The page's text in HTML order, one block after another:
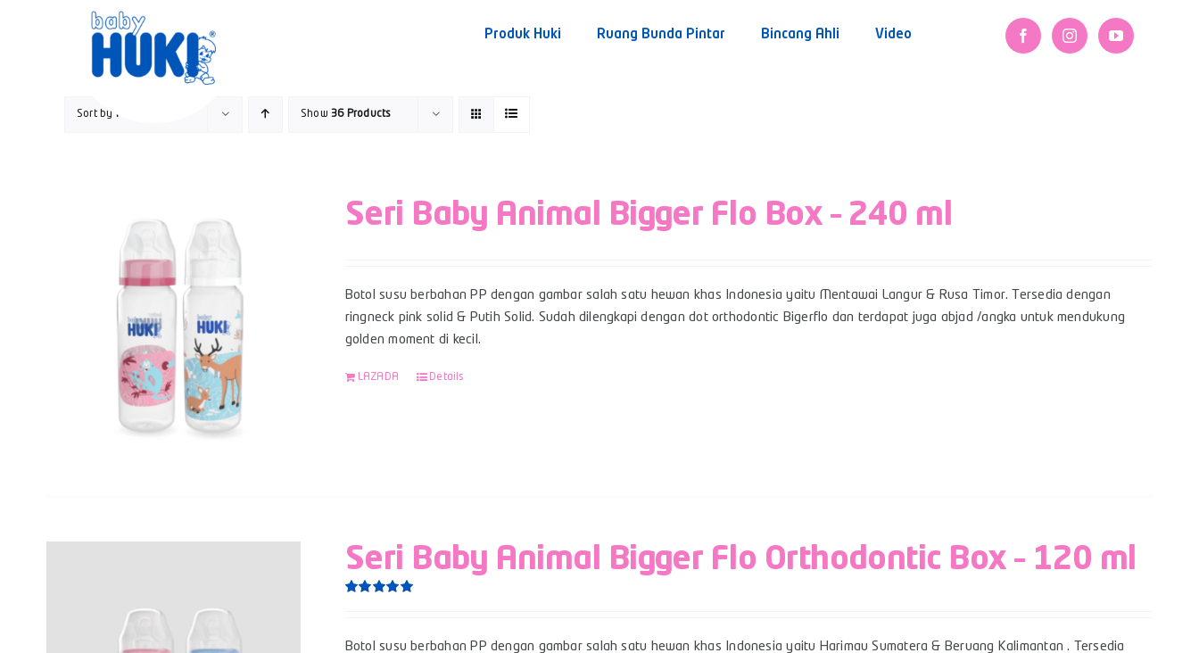
Produk Huki Ruang Bunda Pintar Bincang Ahli Video
Sort by Price Show36 Products
Seri Baby Animal Bigger Flo Box – 240 ml
Botol susu berbahan PP dengan gambar salah satu hewan khas Indonesia yaitu Mentawai Langur & Rusa Timor. Tersedia dengan
ringneck pink solid & Putih Solid. Sudah dilengkapi dengan dot orthodontic Bigerflo dan terdapat juga abjad /angka untuk mendukung
golden moment di kecil.
LAZADA Details
Seri Baby Animal Bigger Flo Orthodontic Box – 120 ml
Botol susu berbahan PP dengan gambar salah satu hewan khas Indonesia yaitu Harimau Sumatera & Beruang Kalimantan . Tersedia